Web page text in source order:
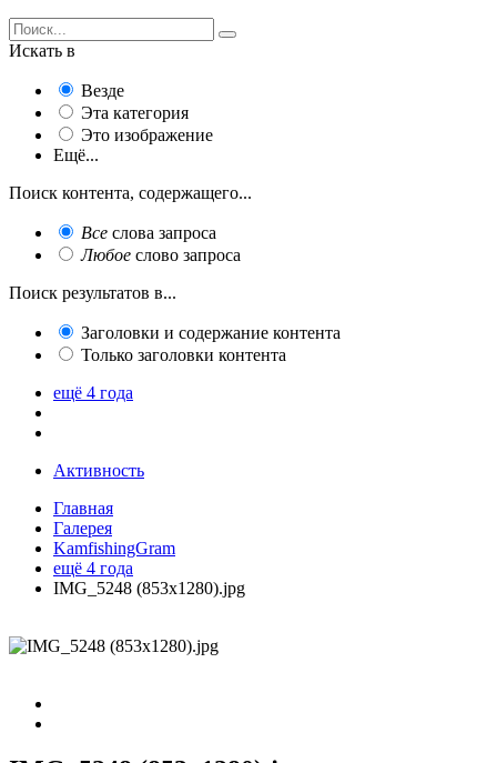
Искать в
Везде
Эта категория
Это изображение
Ещё...
Поиск контента, содержащего...
Все слова запроса
Любое слово запроса
Поиск результатов в...
Заголовки и содержание контента
Только заголовки контента
ещё 4 года
Активность
Главная
Галерея
KamfishingGram
ещё 4 года
IMG_5248 (853x1280).jpg